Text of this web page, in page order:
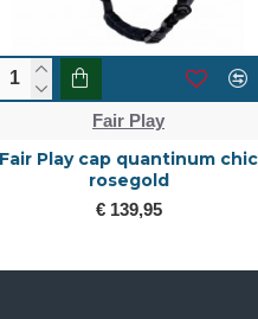
Fair Play
Fair Play cap quantinum chic
rosegold
€ 139,95